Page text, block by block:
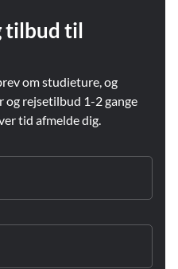
tilbud til
om studieture, og
rejsetilbud 1-2 gange
tid afmelde dig.